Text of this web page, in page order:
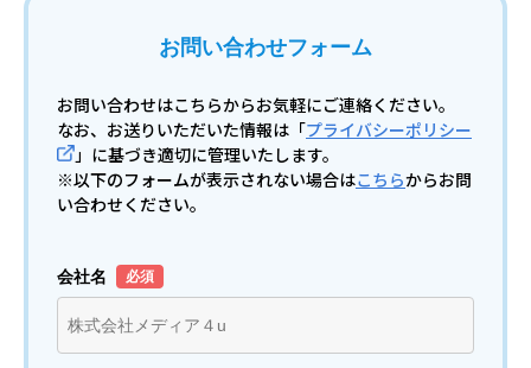
お問い合わせフォーム
お問い合わせはこちらからお気軽にご連絡ください。
なお、お送りいただいた情報は「プライバシーポリシー
」に基づき適切に管理いたします。
※以下のフォームが表示されない場合はこちらからお問
い合わせください。
会社名